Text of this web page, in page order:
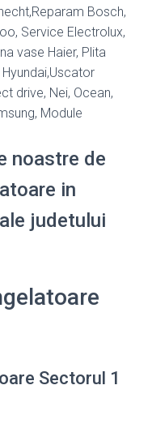
Bosch,
Service Electrolux,
vase Haier, Plita
drive, Nei, Ocean,
Module
noastre de
in
judetului
Sectorul 1